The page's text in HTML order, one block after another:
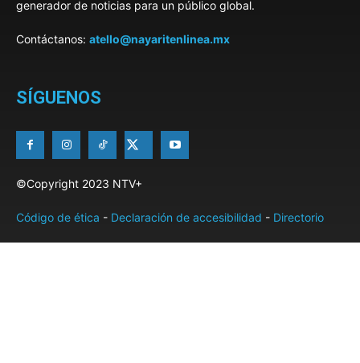
generador de noticias para un público global.
Contáctanos: atello@nayaritenlinea.mx
SÍGUENOS
©Copyright 2023 NTV+
Código de ética - Declaración de accesibilidad - Directorio